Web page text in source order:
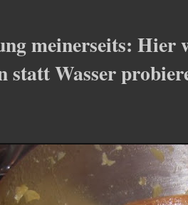
meinerseits: Hier
statt Wasser